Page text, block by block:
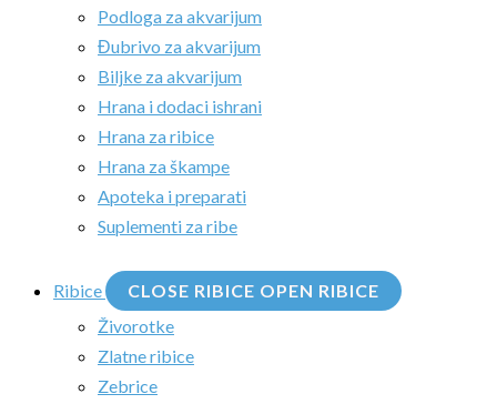
Podloga za akvarijum
Đubrivo za akvarijum
Biljke za akvarijum
Hrana i dodaci ishrani
Hrana za ribice
Hrana za škampe
Apoteka i preparati
Suplementi za ribe
Ribice CLOSE RIBICE OPEN RIBICE
Živorotke
Zlatne ribice
Zebrice